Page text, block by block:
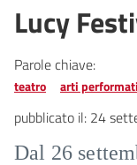
Lucy
Parole chiave:
teatro arti
pubblicato il: 24
Dal 26